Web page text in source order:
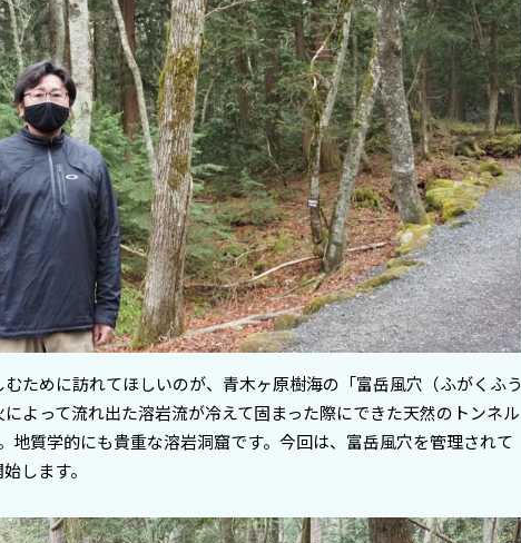
ために訪れてほしいのが、青木ヶ原樹海の「富岳風穴（ふがくふう
よって流れ出た溶岩流が冷えて固まった際にできた天然のトンネル
地質学的にも貴重な溶岩洞窟です。今回は、富岳風穴を管理されて
します。